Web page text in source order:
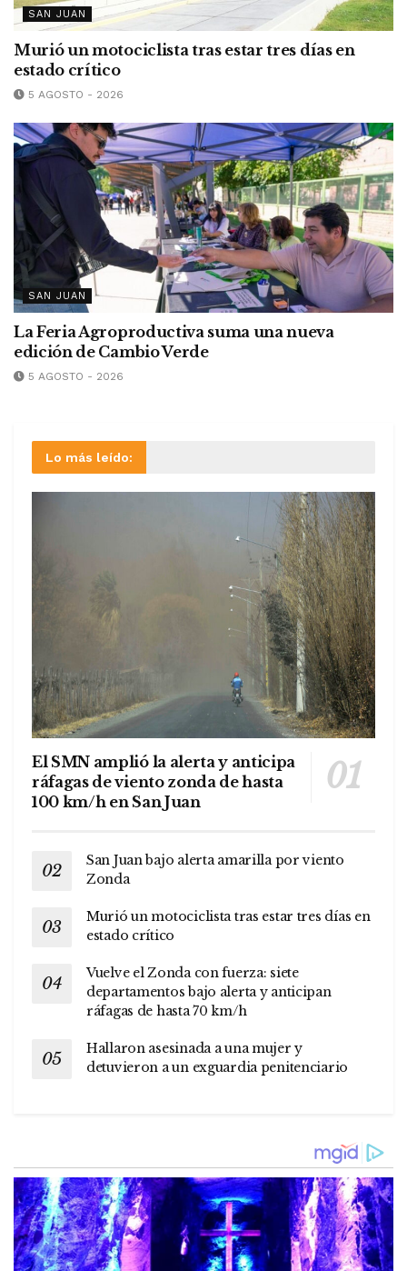
SAN JUAN
Murió un motociclista tras estar tres días en
estado crítico
5 AGOSTO - 2026
SAN JUAN
La Feria Agroproductiva suma una nueva
edición de Cambio Verde
5 AGOSTO - 2026
Lo más leído:
El SMN amplió la alerta y anticipa
ráfagas de viento zonda de hasta
100 km/h en San Juan
San Juan bajo alerta amarilla por viento
Zonda
Murió un motociclista tras estar tres días en
estado crítico
Vuelve el Zonda con fuerza: siete
departamentos bajo alerta y anticipan
ráfagas de hasta 70 km/h
Hallaron asesinada a una mujer y
detuvieron a un exguardia penitenciario